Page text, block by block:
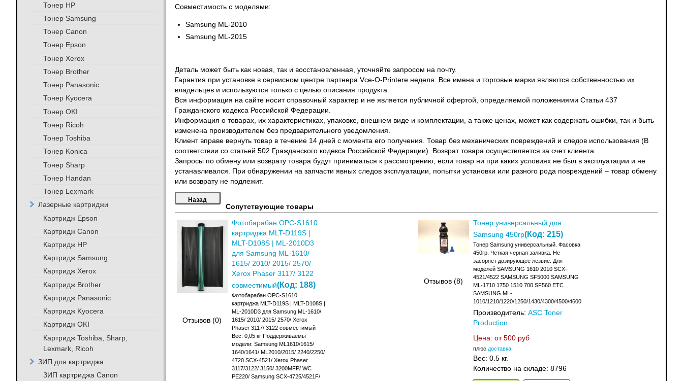
Совместимость с моделями:
Samsung ML-2010
Samsung ML-2015
Деталь может быть как новая, так и восстановленная, уточняйте запросом на почту.
Гарантия при установке в сервисном центре партнера Vce-O-Printere неделя. Все имена и торговые марки являются собственностью их
владельцев и используются только с целью описания продукта.
Вся информация на сайте носит справочный характер и не является публичной офертой, определяемой положениями Статьи 437
Гражданского кодекса Российской Федерации.
Информация о товарах, их характеристиках, упаковке, внешнем виде и комплектации, а также ценах, может как содержать ошибки, так и быть
изменена производителем без предварительного уведомления.
Клиент вправе вернуть товар в течение 14 дней с момента его получения. Товар без механических повреждений и следов использования (В
соответствии со статьей 502 Гражданского кодекса Российской Федерации). Возврат товара осуществляется за счет клиента.
Запросы по обмену или возврату товара будут приниматься к рассмотрению, если товар ни при каких условиях не был в эксплуатации и не
устанавливался. При обнаружении на запчасти явных следов эксплуатации, попытки установки или разного рода повреждений – товар обмену
или возврату не подлежит.
Сопутствующие товары
Отзывов (0)
Фотобарабан OPC-S1610
картриджа MLT-D119S |
MLT-D108S | ML-2010D3
для Samsung ML-1610/
1615/ 2010/ 2015/ 2570/
Xerox Phaser 3117/ 3122
совместимый(Код: 188)
Фотобарабан OPC-S1610
картриджа MLT-D119S | MLT-D108S |
ML-2010D3 для Samsung ML-1610/
1615/ 2010/ 2015/ 2570/ Xerox
Phaser 3117/ 3122 совместимый
Вес: 0,05 кг Поддерживаемы
модели: Samsung ML1610/1615/
1640/1641/ ML2010/2015/ 2240/2250/
4720 SCX-4521/ Xerox Phaser
3117/3122/ 3150/ 3200MFP/ WC
PE220/ Samsung SCX-4725/4521F/
Отзывов (8)
Тонер универсальный для
Samsung 450гр(Код: 215)
Тонер Samsung универсальный. Фасовка
450гр. Четкая черная заливка. Не
засоряет дозирующее лезвие. Для
моделей SAMSUNG 1610 2010 SCX-
4521/4522 SAMSUNG SF5000 SAMSUNG
ML-1710 1750 1510 700 SF560 ETC
SAMSUNG ML-
1010/1210/1220/1250/1430/4300/4500/4600
Производитель: ASC Toner
Production
Цена: от 500 руб
плюс доставка
Вес: 0.5 кг.
Количество на складе: 8796
Тонер HP
Тонер Samsung
Тонер Canon
Тонер Epson
Тонер Xerox
Тонер Brother
Тонер Panasonic
Тонер Kyocera
Тонер OKI
Тонер Ricoh
Тонер Toshiba
Тонер Konica
Тонер Sharp
Тонер Handan
Тонер Lexmark
Лазерные картриджи
Картридж Epson
Картридж Canon
Картридж HP
Картридж Samsung
Картридж Xerox
Картридж Brother
Картридж Panasonic
Картридж Kyocera
Картридж OKI
Картридж Toshiba, Sharp,
Lexmark, Ricoh
ЗИП для картриджа
ЗИП картриджа Canon